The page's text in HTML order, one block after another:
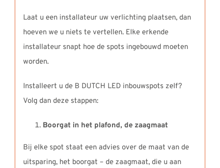
Laat u een installateur uw verlichting plaatsen, dan
hoeven we u niets te vertellen. Elke erkende
installateur snapt hoe de spots ingebouwd moeten
worden.
Installeert u de B DUTCH LED inbouwspots zelf?
Volg dan deze stappen:
Boorgat in het plafond, de zaagmaat
Bij elke spot staat een advies over de maat van de
uitsparing, het boorgat – de zaagmaat, die u aan